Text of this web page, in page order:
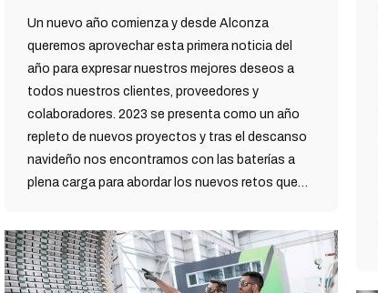
Un nuevo año comienza y desde Alconza
queremos aprovechar esta primera noticia del
año para expresar nuestros mejores deseos a
todos nuestros clientes, proveedores y
colaboradores. 2023 se presenta como un año
repleto de nuevos proyectos y tras el descanso
navideño nos encontramos con las baterías a
plena carga para abordar los nuevos retos que…